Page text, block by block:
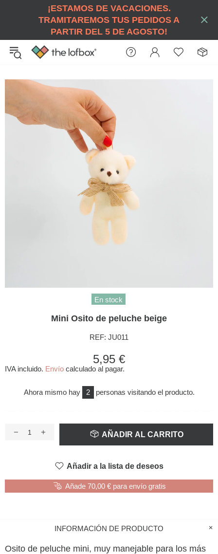
¡ESTAMOS DE VACACIONES.
TRAMITAREMOS TUS PEDIDOS A
PARTIR DEL 5 DE AGOSTO!
En stock
Mini Osito de peluche beige
REF: JU011
5,95 €
IVA incluido. Envío calculado al pagar.
Ahora mismo hay 2 personas visitando el producto.
AÑADIR AL CARRITO
Añadir a la lista de deseos
Añade 70,00 € para envío gratis
INFORMACIÓN DE PRODUCTO
Osito de peluche mini, muy manejable para los más